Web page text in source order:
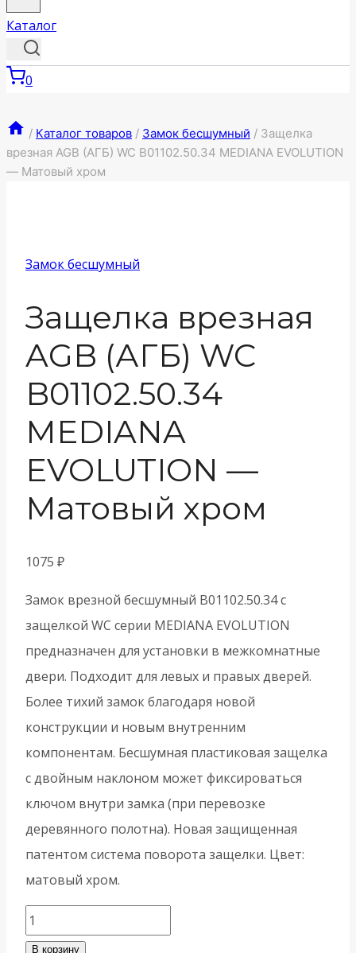
Каталог
0
/ Каталог товаров / Замок бесшумный / Защелка
врезная AGB (АГБ) WC B01102.50.34 MEDIANA EVOLUTION
— Матовый хром
Замок бесшумный
Защелка врезная
AGB (АГБ) WC
B01102.50.34
MEDIANA
EVOLUTION —
Матовый хром
1075 ₽
Замок врезной бесшумный B01102.50.34 с
защелкой WC серии MEDIANA EVOLUTION
предназначен для установки в межкомнатные
двери. Подходит для левых и правых дверей.
Более тихий замок благодаря новой
конструкции и новым внутренним
компонентам. Бесшумная пластиковая защелка
с двойным наклоном может фиксироваться
ключом внутри замка (при перевозке
деревянного полотна). Новая защищенная
патентом система поворота защелки. Цвет:
матовый хром.
Количество
товара
В корзину